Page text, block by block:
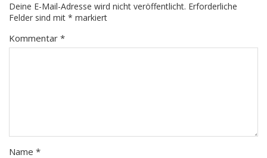
Deine E-Mail-Adresse wird nicht veröffentlicht. Erforderliche
Felder sind mit * markiert
Kommentar *
Name *